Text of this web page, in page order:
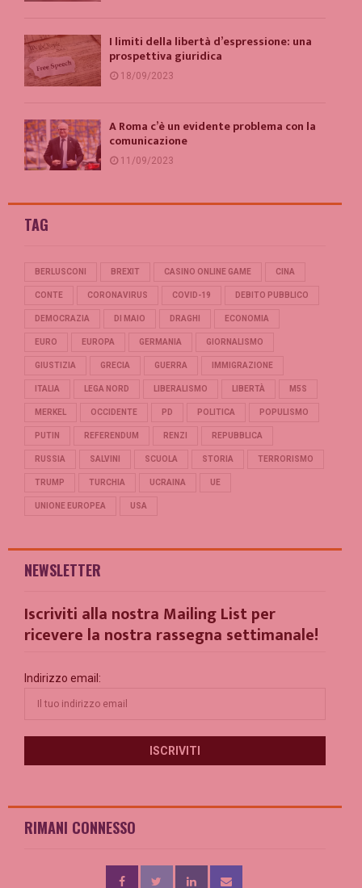
I limiti della libertà d’espressione: una
prospettiva giuridica
18/09/2023
A Roma c’è un evidente problema con la
comunicazione
11/09/2023
TAG
BERLUSCONI BREXIT CASINO ONLINE GAME CINA
CONTE CORONAVIRUS COVID-19 DEBITO PUBBLICO
DEMOCRAZIA DI MAIO DRAGHI ECONOMIA
EURO EUROPA GERMANIA GIORNALISMO
GIUSTIZIA GRECIA GUERRA IMMIGRAZIONE
ITALIA LEGA NORD LIBERALISMO LIBERTÀ M5S
MERKEL OCCIDENTE PD POLITICA POPULISMO
PUTIN REFERENDUM RENZI REPUBBLICA
RUSSIA SALVINI SCUOLA STORIA TERRORISMO
TRUMP TURCHIA UCRAINA UE
UNIONE EUROPEA USA
NEWSLETTER
Iscriviti alla nostra Mailing List per
ricevere la nostra rassegna settimanale!
Indirizzo email:
RIMANI CONNESSO